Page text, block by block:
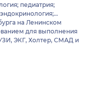
педиатрия;
на Ленинском
для выполнения
ЭКГ, Холтер, СМАД и